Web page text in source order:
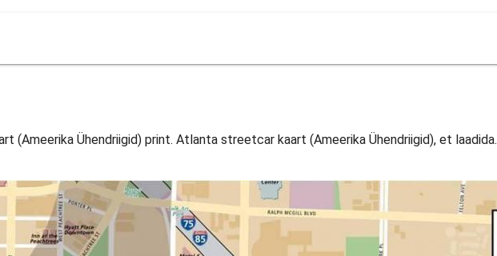
Ühendriigid) print. Atlanta streetcar kaart (Ameerika Ühendriigid), et laadida.